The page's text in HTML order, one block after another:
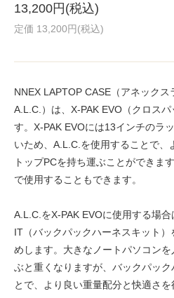
13,200円(税込)
定価 13,200円(税込)
NNEX LAPTOP CASE（アネック
A.L.C.）は、X-PAK EVO（クロス
す。X-PAK EVOには13インチのラ
いため、A.L.C.を使用することで
トップPCを持ち運ぶことができま
で使用することもできます。
A.L.C.をX-PAK EVOに使用する場
IT（バックパックハーネスキット
めします。大きなノートパソコン
ぶと重くなりますが、バックパッ
とで、より良い重量配分と快適さを